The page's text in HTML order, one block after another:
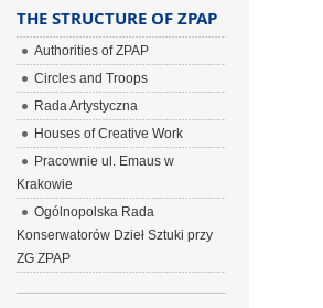
THE STRUCTURE OF ZPAP
Authorities of ZPAP
Circles and Troops
Rada Artystyczna
Houses of Creative Work
Pracownie ul. Emaus w
Krakowie
Ogólnopolska Rada
Konserwatorów Dzieł Sztuki przy
ZG ZPAP